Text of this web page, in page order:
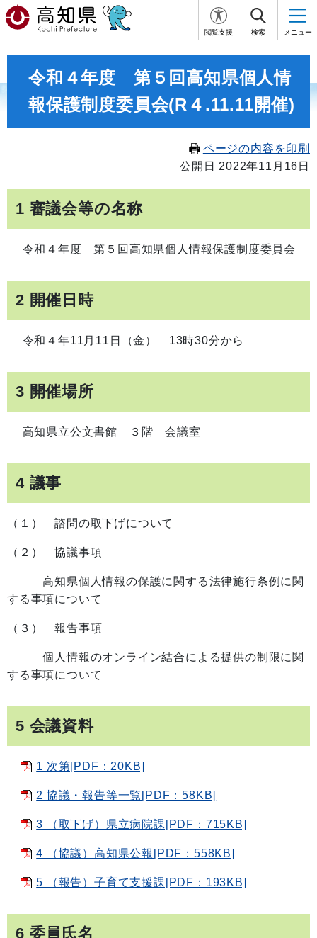
閲覧支援 検索 メニュー
令和４年度 第５回高知県個人情
報保護制度委員会(R４.11.11開催)
ページの内容を印刷
公開日 2022年11月16日
1 審議会等の名称
令和４年度 第５回高知県個人情報保護制度委員会
2 開催日時
令和４年11月11日（金） 13時30分から
3 開催場所
高知県立公文書館 ３階 会議室
4 議事
（１） 諮問の取下げについて
（２） 協議事項
高知県個人情報の保護に関する法律施行条例に関
する事項について
（３） 報告事項
個人情報のオンライン結合による提供の制限に関
する事項について
5 会議資料
1 次第[PDF：20KB]
2 協議・報告等一覧[PDF：58KB]
3 （取下げ）県立病院課[PDF：715KB]
4 （協議）高知県公報[PDF：558KB]
5 （報告）子育て支援課[PDF：193KB]
6 委員氏名